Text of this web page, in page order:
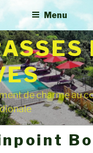
4**** –
de charme au
Menu